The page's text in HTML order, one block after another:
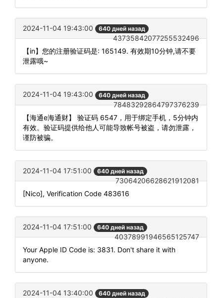
2024-11-04 19:43:00 640 дней назад
43735842077255532496
【in】您的注册验证码是: 165149. 有效期10分钟,请不要
泄露哦~
2024-11-04 19:43:00 640 дней назад
78483292864797376239
【海通e海通财】 验证码 6547，用于绑定手机，5分钟内
有效。验证码提供给他人可能导致帐号被盗，请勿泄露，
谨防被骗。
2024-11-04 17:51:00 640 дней назад
73064206628621912081
[Nico], Verification Code 483616
2024-11-04 17:51:00 640 дней назад
40378991946565125747
Your Apple ID Code is: 3831. Don't share it with
anyone.
2024-11-04 13:40:00 640 дней назад